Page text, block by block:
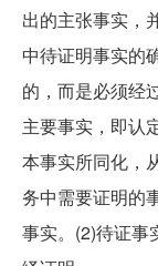
出的主张事实，
中待证明事实的
的，而是必须经
主要事实，即认
本事实所同化，
务中需要证明的
事实。(2)待证事